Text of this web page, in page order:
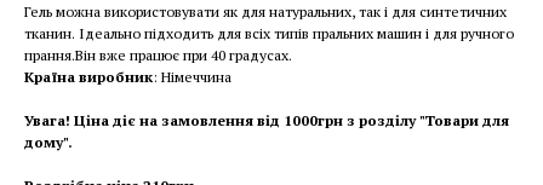
Гель можна використовувати як для натуральних, так і для синтетичних
тканин. Ідеально підходить для всіх типів пральних машин і для ручного
прання.Він вже працює при 40 градусах.
Країна виробник: Німеччина
Увага! Ціна діє на замовлення від 1000грн з розділу "Товари для
дому".